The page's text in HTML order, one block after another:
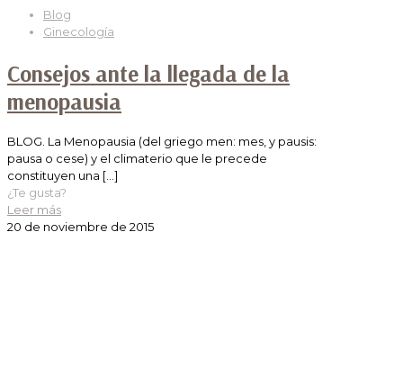
Blog
Ginecología
Consejos ante la llegada de la
menopausia
BLOG. La Menopausia (del griego men: mes, y pausis:
pausa o cese) y el climaterio que le precede
constituyen una […]
¿Te gusta?
Leer más
20 de noviembre de 2015